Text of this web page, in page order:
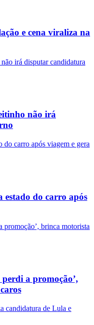
e cena viraliza na
não irá
do carro após
a promoção’,